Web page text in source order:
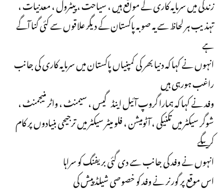
تہذیب ہر لحاظ سے یہ صوبہ پاکستان کے دیگر علاقوں سے کئی گنا آگے
ہے
انہوں نے کہا کہ دنیا بھر کی کمپنیاں پاکستان میں سرمایہ کاری کی جانب
راغب ہورہی ہیں
وفد نے کہا کہ ہمارا گروپ آئیل اینڈ گیس ، سیمنٹ ، واٹر منیجمنٹ ،
شوگر سیکٹر میں تکنیکی ، آٹومیشن ، فلو میٹر سیکٹر میں ترجیحی بنیادوں پر کام
کریںگے
انہوں نے وفد کی جانب سے دی گئی بریفنگ کو سراہا
اس موقع پر گورنر نے وفد کو خصوصی شیلڈ پیش کی